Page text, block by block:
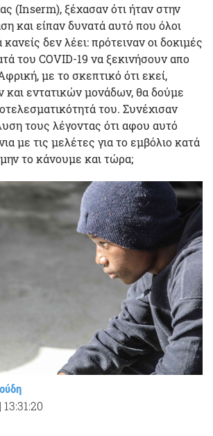
(Inserm), ξέχασαν ότι ήταν στην
και είπαν δυνατά αυτό που όλοι
δεν λέει: πρότειναν οι δοκιμές
του COVID-19 να ξεκινήσουν απο
με το σκεπτικό ότι εκεί,
και εντατικών μονάδων, θα δούμε
του. Συνέχισαν
τους λέγοντας ότι αφου αυτό
με τις μελέτες για το εμβόλιο κατά
μην το κάνουμε και τώρα;
| 13:31:20